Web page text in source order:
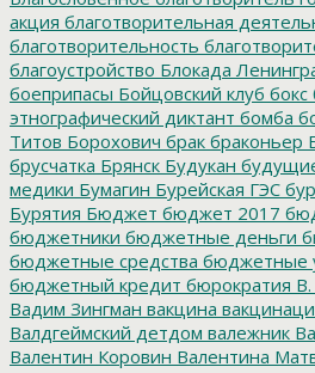
акция благотворительная
благотворительность
благоустройство Блокада
боеприпасы Бойцовский клуб бокс
этнографический диктант бомба
Титов Борохович брак браконьер
брусчатка Брянск Будукан
медики Бумагин Бурейская ГЭС
Бурятия Бюджет бюджет 2017
бюджетники бюджетные деньги
бюджетные средства бюджетные
бюджетный кредит бюрократия
Вадим Зингман вакцина
Валдгеймский детдом валежник
Валентин Коровин Валентина